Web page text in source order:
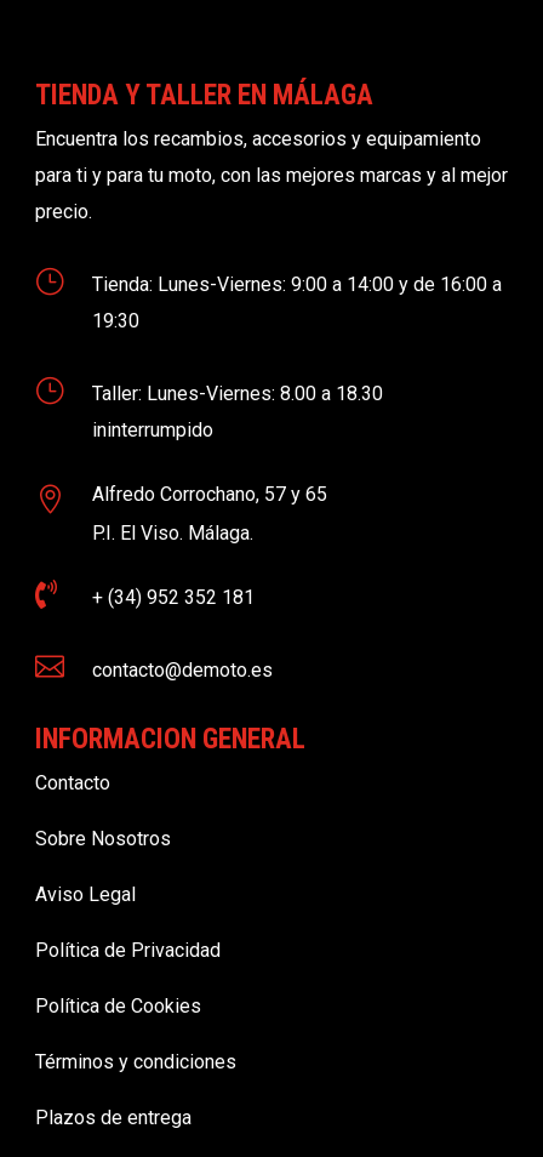
TIENDA Y TALLER EN MÁLAGA
Encuentra los recambios, accesorios y equipamiento
para ti y para tu moto, con las mejores marcas y al mejor
precio.
}
Tienda: Lunes-Viernes: 9:00 a 14:00 y de 16:00 a
19:30
}
Taller: Lunes-Viernes: 8.00 a 18.30
ininterrumpido

Alfredo Corrochano, 57 y 65
P.I. El Viso. Málaga.
 + (34) 952 352 181
 contacto@demoto.es
INFORMACION GENERAL
Contacto
Sobre Nosotros
Aviso Legal
Política de Privacidad
Política de Cookies
Términos y condiciones
Plazos de entrega